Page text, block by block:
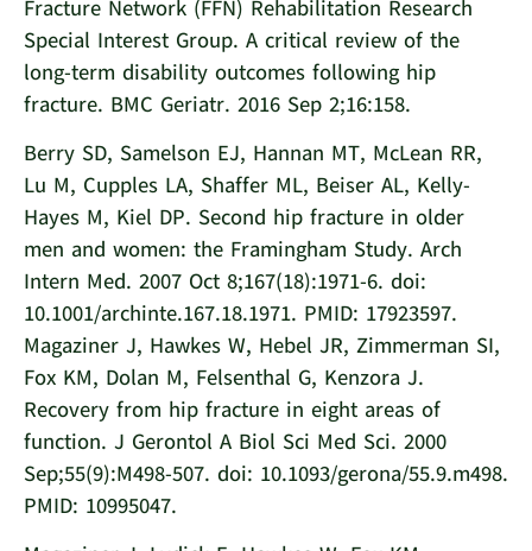
Fracture Network (FFN) Rehabilitation Research
Special Interest Group. A critical review of the
long-term disability outcomes following hip
fracture. BMC Geriatr. 2016 Sep 2;16:158.
Berry SD, Samelson EJ, Hannan MT, McLean RR,
Lu M, Cupples LA, Shaffer ML, Beiser AL, Kelly-
Hayes M, Kiel DP. Second hip fracture in older
men and women: the Framingham Study. Arch
Intern Med. 2007 Oct 8;167(18):1971-6. doi:
10.1001/archinte.167.18.1971. PMID: 17923597.
Magaziner J, Hawkes W, Hebel JR, Zimmerman SI,
Fox KM, Dolan M, Felsenthal G, Kenzora J.
Recovery from hip fracture in eight areas of
function. J Gerontol A Biol Sci Med Sci. 2000
Sep;55(9):M498-507. doi: 10.1093/gerona/55.9.m498.
PMID: 10995047.